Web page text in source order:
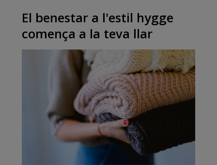
El benestar a l'estil hygge
comença a la teva llar